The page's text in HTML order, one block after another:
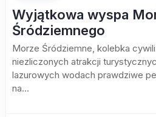
Wyjątkowa wyspa
Śródziemnego
Morze Śródziemne, kolebka
niezliczonych atrakcji
lazurowych wodach prawdziwe
na...